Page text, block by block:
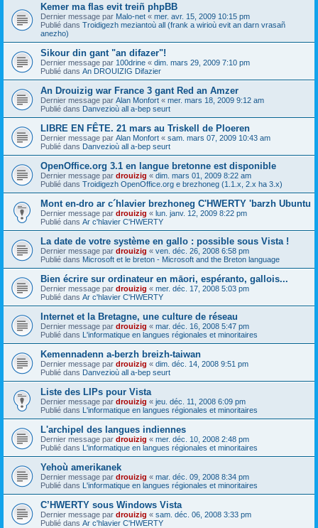
Kemer ma flas evit treiñ phpBB
Dernier message par Malo-net « mer. avr. 15, 2009 10:15 pm
Publié dans Troidigezh meziantoù all (frank a wirioù evit an darn vrasañ
anezho)
Sikour din gant "an difazer"!
Dernier message par 100drine « dim. mars 29, 2009 7:10 pm
Publié dans An DROUIZIG Difazier
An Drouizig war France 3 gant Red an Amzer
Dernier message par Alan Monfort « mer. mars 18, 2009 9:12 am
Publié dans Danvezioù all a-bep seurt
LIBRE EN FÊTE. 21 mars au Triskell de Ploeren
Dernier message par Alan Monfort « sam. mars 07, 2009 10:43 am
Publié dans Danvezioù all a-bep seurt
OpenOffice.org 3.1 en langue bretonne est disponible
Dernier message par drouizig « dim. mars 01, 2009 8:22 am
Publié dans Troidigezh OpenOffice.org e brezhoneg (1.1.x, 2.x ha 3.x)
Mont en-dro ar c´hlavier brezhoneg C'HWERTY 'barzh Ubuntu
Dernier message par drouizig « lun. janv. 12, 2009 8:22 pm
Publié dans Ar c'hlavier C'HWERTY
La date de votre système en gallo : possible sous Vista !
Dernier message par drouizig « ven. déc. 26, 2008 6:58 pm
Publié dans Microsoft et le breton - Microsoft and the Breton language
Bien écrire sur ordinateur en māori, espéranto, gallois...
Dernier message par drouizig « mer. déc. 17, 2008 5:03 pm
Publié dans Ar c'hlavier C'HWERTY
Internet et la Bretagne, une culture de réseau
Dernier message par drouizig « mar. déc. 16, 2008 5:47 pm
Publié dans L'informatique en langues régionales et minoritaires
Kemennadenn a-berzh breizh-taiwan
Dernier message par drouizig « dim. déc. 14, 2008 9:51 pm
Publié dans Danvezioù all a-bep seurt
Liste des LIPs pour Vista
Dernier message par drouizig « jeu. déc. 11, 2008 6:09 pm
Publié dans L'informatique en langues régionales et minoritaires
L'archipel des langues indiennes
Dernier message par drouizig « mer. déc. 10, 2008 2:48 pm
Publié dans L'informatique en langues régionales et minoritaires
Yehoù amerikanek
Dernier message par drouizig « mar. déc. 09, 2008 8:34 pm
Publié dans L'informatique en langues régionales et minoritaires
C’HWERTY sous Windows Vista
Dernier message par drouizig « sam. déc. 06, 2008 3:33 pm
Publié dans Ar c'hlavier C'HWERTY